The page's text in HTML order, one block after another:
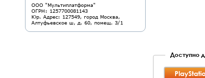
ООО "Мультиплатформа"
ОГРН: 1257700081143
Юр. Адрес: 127549, город Москва,
Алтуфьевское ш, д. 60, помещ. 3/1
Доступно